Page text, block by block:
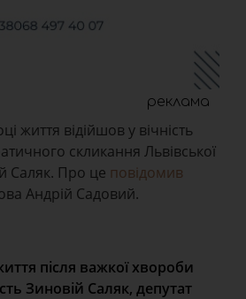
реклама
життя відійшов у вічність
скликання Львівської
Саляк. Про це повідомив
Андрій Садовий.
після важкої хвороби
Зиновій Саляк, депутат